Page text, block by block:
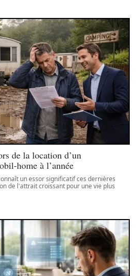
de la location d’un
home à l’année
un essor significatif ces dernières
de l'attrait croissant pour une vie plus